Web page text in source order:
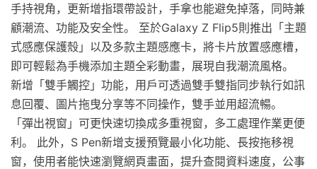
手持視角，更新增指環帶設計，手拿也能避免掉落，同時兼
顧潮流、功能及安全性。 至於Galaxy Z Flip5則推出「主題
式感應保護殼」以及多款主題感應卡，將卡片放置感應槽，
即可輕鬆為手機添加主題全彩動畫，展現自我潮流風格。
新增「雙手觸控」功能，用戶可透過雙手雙指同步執行如訊
息回覆、圖片拖曳分享等不同操作，雙手並用超流暢。
「彈出視窗」可更快速切換成多重視窗，多工處理作業更便
利。 此外，S Pen新增支援預覽最小化功能、長按拖移視
窗，使用者能快速瀏覽網頁畫面，提升查閱資料速度，公事